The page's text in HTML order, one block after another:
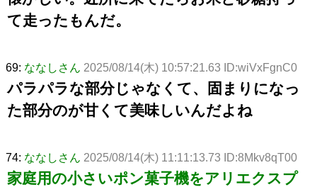
て走ったもんだ。
69: ななしさん 2025/08/14(木) 10:57:21.63 ID:wiVxFgnC0
パラパラな部分じゃなくて、固まりになっ
た部分のが甘くて美味しいんだよね
74: ななしさん 2025/08/14(木) 11:11:13.73 ID:8Mkv8qT00
家庭用の小さいポン菓子機をアリエクスプ